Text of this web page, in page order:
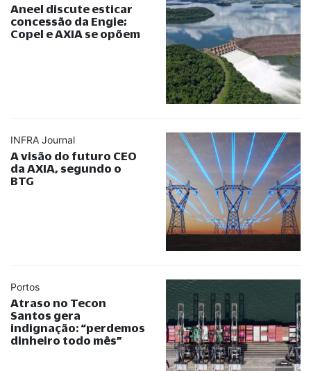
Aneel discute esticar
concessão da Engie;
Copel e AXIA se opõem
INFRA Journal
A visão do futuro CEO
da AXIA, segundo o
BTG
Portos
Atraso no Tecon
Santos gera
indignação: “perdemos
dinheiro todo mês”